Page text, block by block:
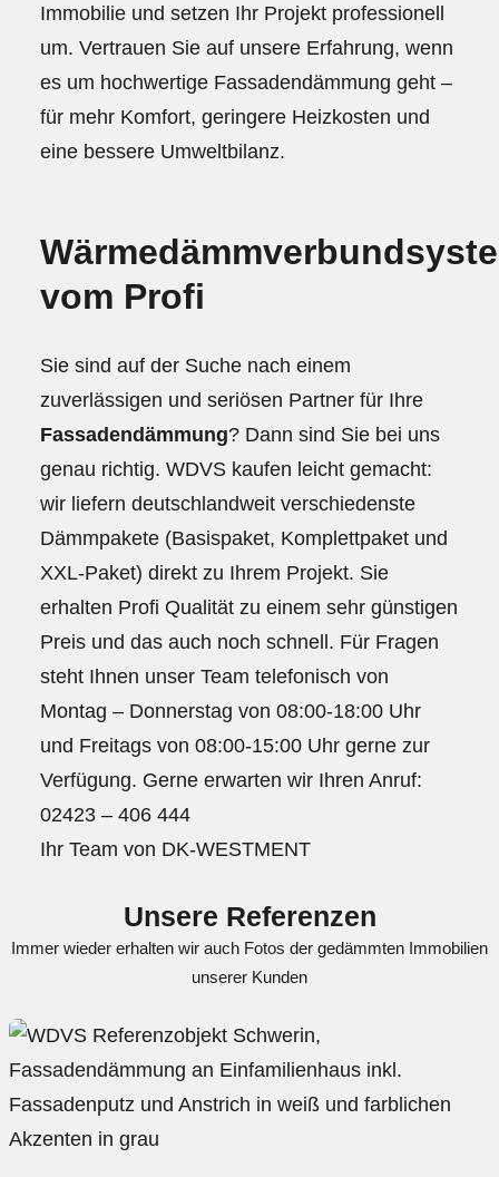
Immobilie und setzen Ihr Projekt professionell
um. Vertrauen Sie auf unsere Erfahrung, wenn
es um hochwertige Fassadendämmung geht –
für mehr Komfort, geringere Heizkosten und
eine bessere Umweltbilanz.
vom Profi
Sie sind auf der Suche nach einem
zuverlässigen und seriösen Partner für Ihre
Fassadendämmung? Dann sind Sie bei uns
genau richtig. WDVS kaufen leicht gemacht:
wir liefern deutschlandweit verschiedenste
Dämmpakete (Basispaket, Komplettpaket und
XXL-Paket) direkt zu Ihrem Projekt. Sie
erhalten Profi Qualität zu einem sehr günstigen
Preis und das auch noch schnell. Für Fragen
steht Ihnen unser Team telefonisch von
Montag – Donnerstag von 08:00-18:00 Uhr
und Freitags von 08:00-15:00 Uhr gerne zur
Verfügung. Gerne erwarten wir Ihren Anruf:
02423 – 406 444
Ihr Team von DK-WESTMENT
Unsere Referenzen
Immer wieder erhalten wir auch Fotos der gedämmten Immobilien
unserer Kunden